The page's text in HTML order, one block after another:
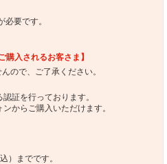
必要です。
購入されるお客さま】
ので、ご了承ください。
証を行っております。
からご購入いただけます。
）までです。